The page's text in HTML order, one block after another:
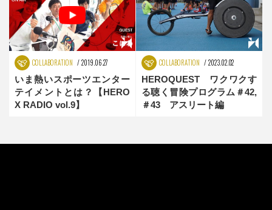
COLLABORATION 2019.06.27
いま熱いスポーツエンター
テイメントとは？【HERO
X RADIO vol.9】
COLLABORATION 2023.02.02
HEROQUEST ワクワクす
る聴く冒険プログラム＃42,
＃43 アスリート編